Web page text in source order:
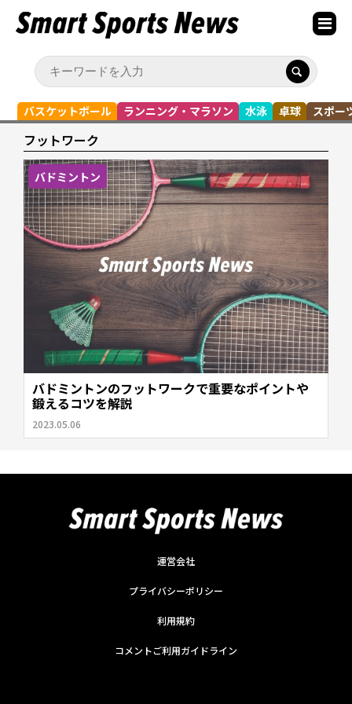
バスケットボール ランニング・マラソン 水泳 卓球 スポー
フットワーク
バドミントン
バドミントンのフットワークで重要なポイントや
鍛えるコツを解説
2023.05.06
運営会社
プライバシーポリシー
利用規約
コメントご利用ガイドライン